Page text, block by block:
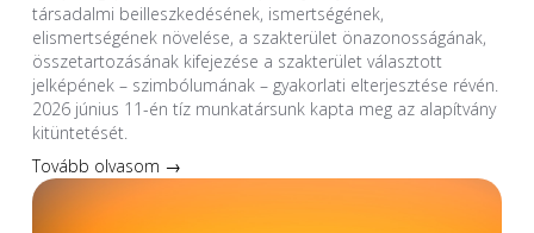
társadalmi beilleszkedésének, ismertségének,
elismertségének növelése, a szakterület önazonosságának,
összetartozásának kifejezése a szakterület választott
jelképének – szimbólumának – gyakorlati elterjesztése révén.
2026 június 11-én tíz munkatársunk kapta meg az alapítvány
kitüntetését.
Tovább olvasom →